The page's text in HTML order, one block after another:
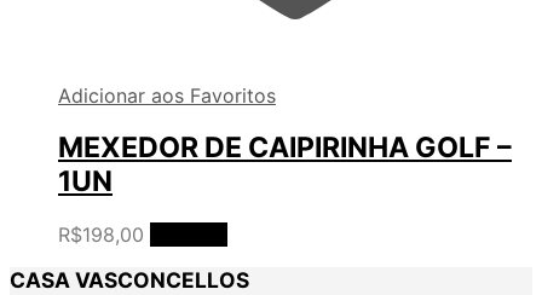
Adicionar aos Favoritos
MEXEDOR DE CAIPIRINHA GOLF –
1UN
R$198,00
CASA VASCONCELLOS